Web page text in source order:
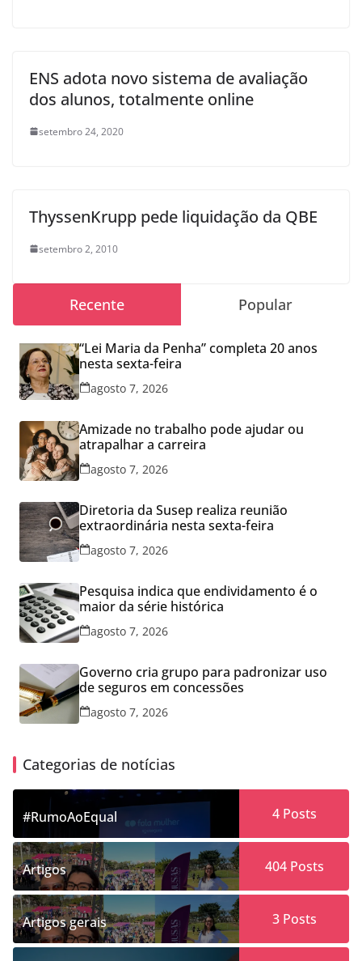
ENS adota novo sistema de avaliação
dos alunos, totalmente online
setembro 24, 2020
ThyssenKrupp pede liquidação da QBE
setembro 2, 2010
Recente Popular
“Lei Maria da Penha” completa 20 anos
nesta sexta-feira
agosto 7, 2026
Amizade no trabalho pode ajudar ou
atrapalhar a carreira
agosto 7, 2026
Diretoria da Susep realiza reunião
extraordinária nesta sexta-feira
agosto 7, 2026
Pesquisa indica que endividamento é o
maior da série histórica
agosto 7, 2026
Governo cria grupo para padronizar uso
de seguros em concessões
agosto 7, 2026
Categorias de notícias
#RumoAoEqual 4Posts
Artigos 404Posts
Artigos gerais 3Posts